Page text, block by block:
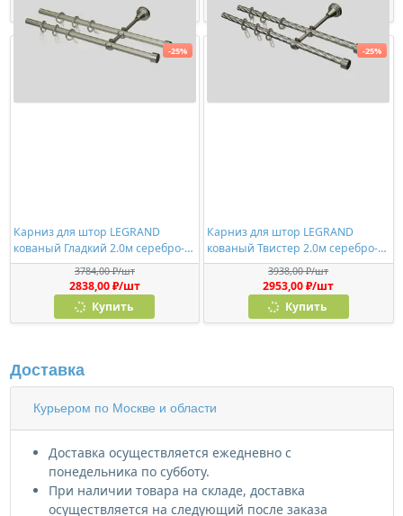
Купить
Карниз для штор LEGRAND
кованый Гладкий 2.0м серебро-
матовое
3784,00 ₽/шт
2838,00 ₽/шт
Купить
-25%
Карниз для штор LEGRAND
кованый Твистер 2.0м серебро-
матовое
3938,00 ₽/шт
2953,00 ₽/шт
Купить
-25%
Доставка
Курьером по Москве и области
Доставка осуществляется ежедневно с
понедельника по субботу.
При наличии товара на складе, доставка
осуществляется на следующий после заказа